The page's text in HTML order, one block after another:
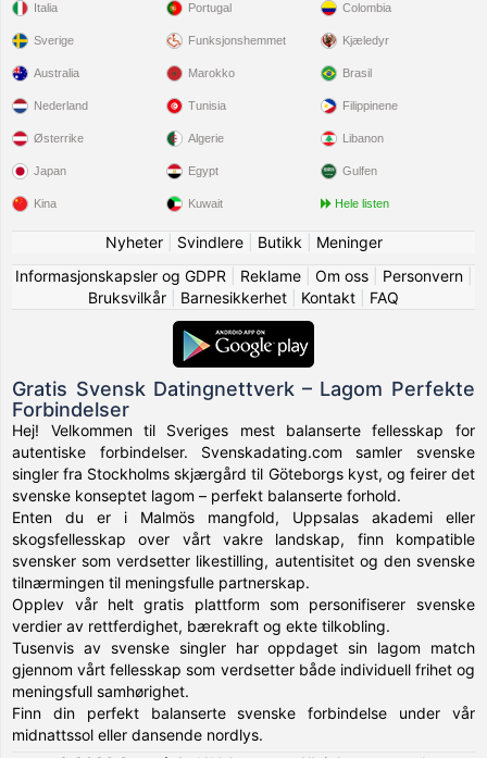
Italia
Sverige
Portugal
Funksjonshemmet
Colombia
Kjæledyr
Australia
Nederland
Østerrike
Japan
Kina
Marokko
Tunisia
Algerie
Egypt
Kuwait
Brasil
Filippinene
Libanon
Gulfen
Hele listen
Nyheter| Svindlere| Butikk
Meninger
Informasjonskapsler og GDPR
Reklame| Om oss| Personvern|
Bruksvilkår
Barnesikkerhet Kontakt FAQ
Gratis Svensk Datingnettverk – Lagom Perfekte
Forbindelser
Hej! Velkommen til Sveriges mest balanserte fellesskap for
autentiske forbindelser. Svenskadating.com samler svenske
singler fra Stockholms skjærgård til Göteborgs kyst, og feirer det
svenske konseptet lagom – perfekt balanserte forhold.
Enten du er i Malmös mangfold, Uppsalas akademi eller
skogsfellesskap over vårt vakre landskap, finn kompatible
svensker som verdsetter likestilling, autentisitet og den svenske
tilnærmingen til meningsfulle partnerskap.
Opplev vår helt gratis plattform som personifiserer svenske
verdier av rettferdighet, bærekraft og ekte tilkobling.
Tusenvis av svenske singler har oppdaget sin lagom match
gjennom vårt fellesskap som verdsetter både individuell frihet og
meningsfull samhørighet.
Finn din perfekt balanserte svenske forbindelse under vår
midnattssol eller dansende nordlys.